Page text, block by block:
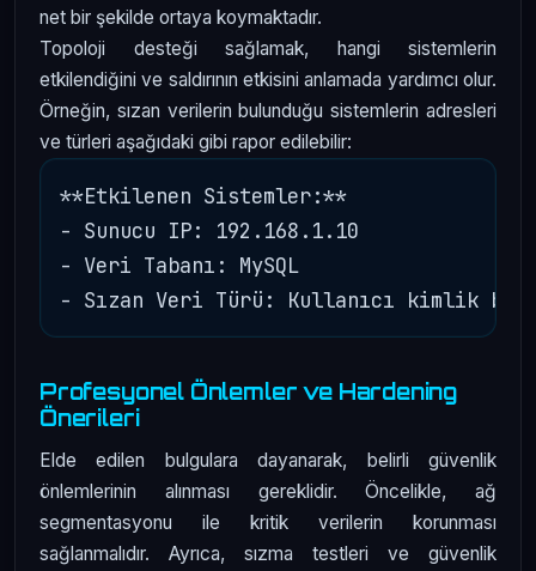
net bir şekilde ortaya koymaktadır.
Topoloji desteği sağlamak, hangi sistemlerin
etkilendiğini ve saldırının etkisini anlamada yardımcı olur.
Örneğin, sızan verilerin bulunduğu sistemlerin adresleri
ve türleri aşağıdaki gibi rapor edilebilir:
**Etkilenen Sistemler:**
- Sunucu IP: 192.168.1.10
- Veri Tabanı: MySQL
Profesyonel Önlemler ve Hardening
Önerileri
Elde edilen bulgulara dayanarak, belirli güvenlik
önlemlerinin alınması gereklidir. Öncelikle, ağ
segmentasyonu ile kritik verilerin korunması
sağlanmalıdır. Ayrıca, sızma testleri ve güvenlik